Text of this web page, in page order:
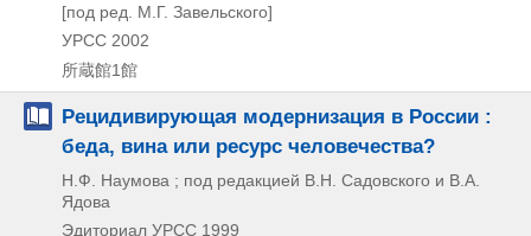
[под ред. М.Г. Завельского]
УРСС 2002
所蔵館1館
Рецидивирующая модернизация в России :
беда, вина или ресурс человечества?
Н.Ф. Наумова ; под редакцией В.Н. Садовского и В.А.
Ядова
Эдиториал УРСС 1999